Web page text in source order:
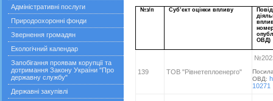
Адміністративні послуги
Природоохоронні фонди
Звернення громадян
Екологічний календар
Запобігання проявам корупції та
дотримання Закону України "Про
державну службу"
Державні закупівлі
№з/п Суб’єкт оцінки впливу
ОВД)
139 ТОВ "Рівнетеплоенерго"
ОВД:
10271